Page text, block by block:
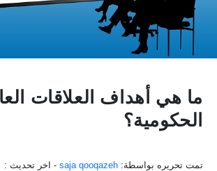
ما هي أهداف العلاقات
الحكومية؟
تمت تحريره بواسطة: saja qooqazeh - اخر تحديث :